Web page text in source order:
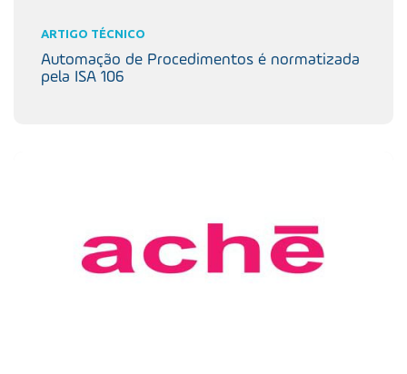
ARTIGO TÉCNICO
Automação de Procedimentos é normatizada
pela ISA 106